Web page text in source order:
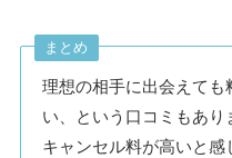
まとめ
理想の相手に出会えて
い、という口コミもあ
キャンセル料が高いと感